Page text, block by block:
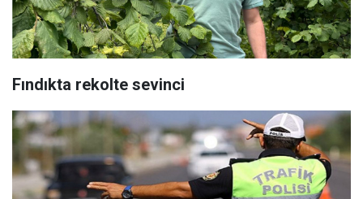
Fındıkta rekolte sevinci